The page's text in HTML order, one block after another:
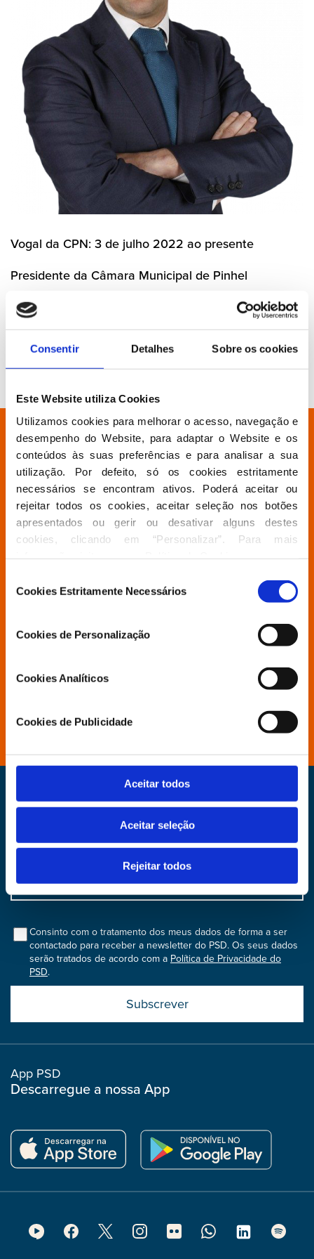
Consentir Detalhes Sobre os cookies
Este Website utiliza Cookies
Utilizamos cookies para melhorar o acesso, navegação e
desempenho do Website, para adaptar o Website e os
conteúdos às suas preferências e para analisar a sua
utilização. Por defeito, só os cookies estritamente
necessários se encontram ativos. Poderá aceitar ou
rejeitar todos os cookies, aceitar seleção nos botões
apresentados ou gerir ou desativar alguns destes
cookies, clicando em “Personalizar”. Para mais
deCookies Estritamente Necessários
Cookies de Personalização
Cookies Analíticos
Cookies de Publicidade
Aceitar todos
Aceitar seleção
Rejeitar todos
Vogal da CPN: 3 de julho 2022 ao presente
Presidente da Câmara Municipal de Pinhel
Seguir nas redes sociais
Está à procura de algo específico?
Partido
Grupo Parlamentar
Distritais e Secções
Newsletter
Faça parte do nosso dia, subscreva a nossa
bootstrap
col Consinto com o tratamento dos meus dados de forma a ser
contactado para receber a newsletter do PSD. Os seus dados
serão tratados de acordo com a Política de Privacidade do
PSD.
boostrap
col
App PSD
Descarregue a nossa App
Footer